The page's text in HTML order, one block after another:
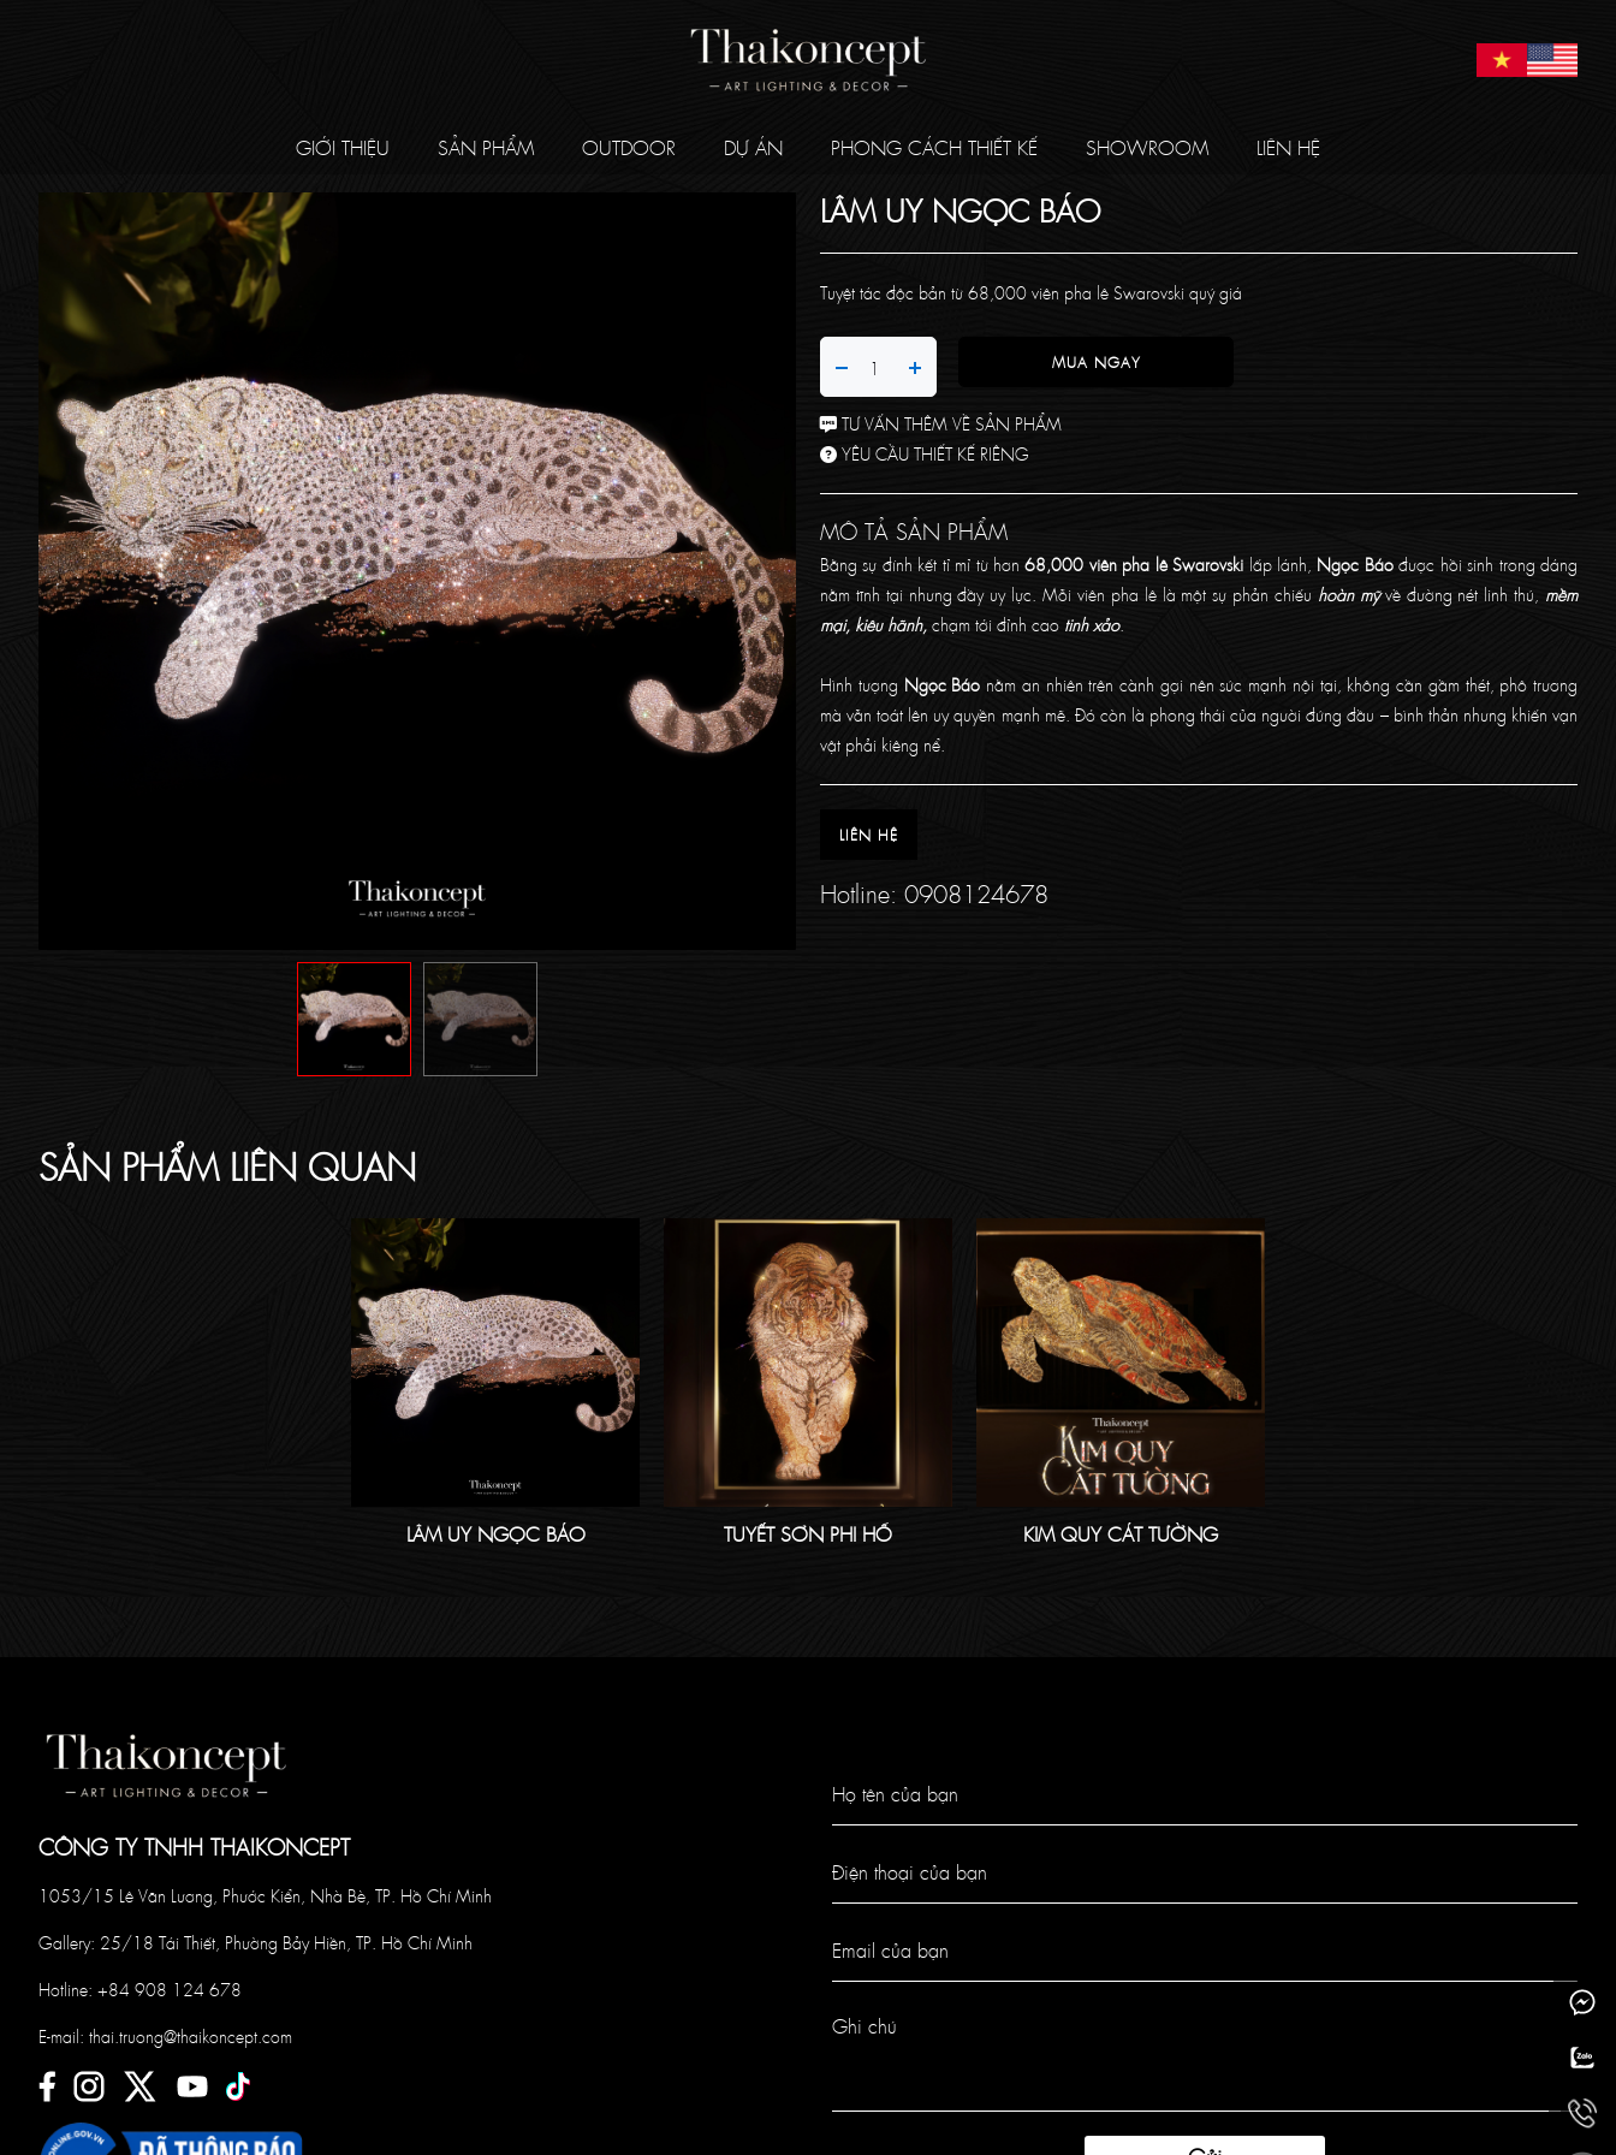
GIỚI THIỆU SẢN PHẨM OUTDOOR DỰ ÁN PHONG CÁCH THIẾT KẾ SHOWROOM LIÊN HỆ
LÂM UY NGỌC BÁO
Tuyệt tác độc bản từ 68,000 viên pha lê Swarovski quý giá
MUA NGAY
TƯ VẤN THÊM VỀ SẢN PHẨM
YÊU CẦU THIẾT KẾ RIÊNG
MÔ TẢ SẢN PHẨM
Bằng sự đính kết tỉ mỉ từ hơn68,000 viên pha lê Swarovski lấp lánh, Ngọc Báođược hồi sinh trong dáng
nằm tĩnh tại nhưng đầy uy lực. Mỗi viên pha lê là một sự phản chiếu hoàn mỹvề đường nét linh thú, mềm
mại, kiêu hãnh, chạm tới đỉnh cao tinh xảo.
Hình tượng Ngọc Báo nằm an nhiên trên cành gợi nên sức mạnh nội tại, không cần gầm thét, phô trương
mà vẫn toát lên uy quyền mạnh mẽ. Đó còn là phong thái của người đứng đầu – bình thản nhưng khiến vạn
vật phải kiêng nể.
LIÊN HỆ
Hotline: 0908124678
SẢN PHẨM LIÊN QUAN
LÂM UY NGỌC BÁO TUYẾT SƠN PHI HỔ KIM QUY CÁT TƯỜNG
CÔNG TY TNHH THAIKONCEPT
1053/15 Lê Văn Lương, Phước Kiển, Nhà Bè, TP. Hồ Chí Minh
Gallery: 25/18 Tái Thiết, Phường Bảy Hiền, TP. Hồ Chí Minh
Hotline: +84 908 124 678
E-mail: thai.truong@thaikoncept.com